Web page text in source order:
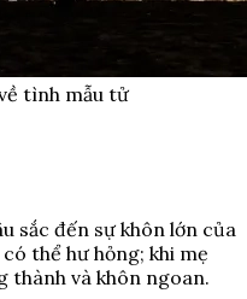
tình mẫu tử
sắc đến sự khôn lớn của
thể hư hỏng; khi mẹ
thành và khôn ngoan.